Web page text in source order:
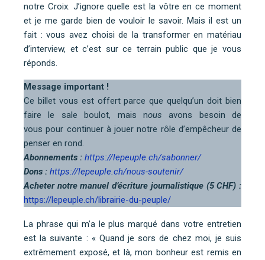
notre Croix. J’ignore quelle est la vôtre en ce moment
et je me garde bien de vouloir le savoir. Mais il est un
fait : vous avez choisi de la transformer en matériau
d’interview, et c’est sur ce terrain public que je vous
réponds.
Message important !
Ce billet vous est offert parce que quelqu’un doit bien
faire le sale boulot, mais nousavons besoin de
vous pour continuer à jouer notre rôle d’empêcheur de
penser en rond.
Abonnements : https://lepeuple.ch/sabonner/
Dons : https://lepeuple.ch/nous-soutenir/
Acheter notre manuel d’écriture journalistique (5 CHF) :
https://lepeuple.ch/librairie-du-peuple/
La phrase qui m’a le plus marqué dans votre entretien
est la suivante : « Quand je sors de chez moi, je suis
extrêmement exposé, et là, mon bonheur est remis en